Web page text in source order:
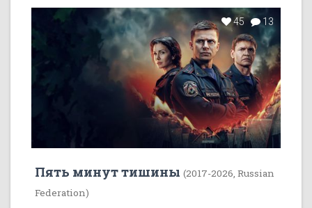
45 13
Пять минут тишины (2017-2026, Russian
Federation)